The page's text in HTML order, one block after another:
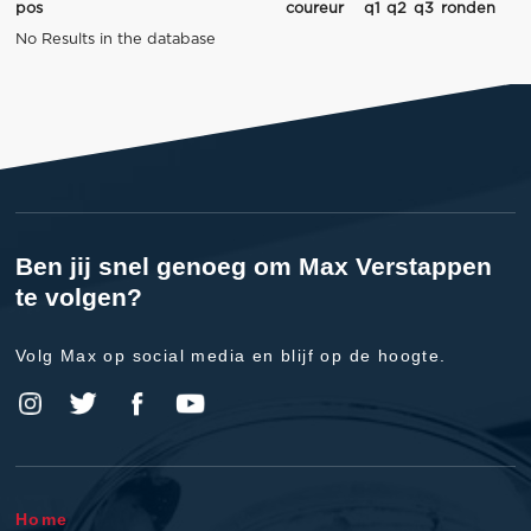
pos coureur q1 q2 q3 ronden
No Results in the database
Ben jij snel genoeg om Max Verstappen
te volgen?
Volg Max op social media en blijf op de hoogte.
Home